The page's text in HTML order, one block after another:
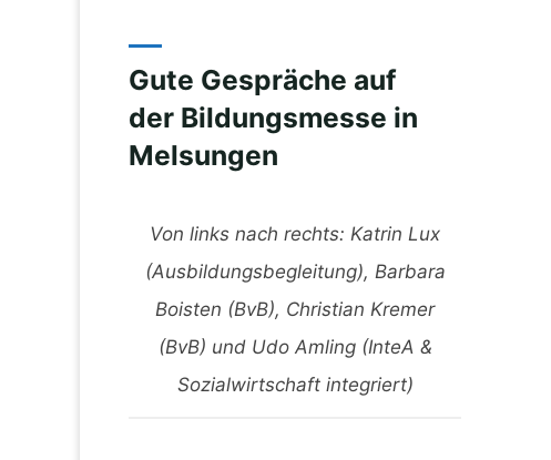
Gute Gespräche auf
der Bildungsmesse in
Melsungen
Von links nach rechts: Katrin Lux
(Ausbildungsbegleitung), Barbara
Boisten (BvB), Christian Kremer
(BvB) und Udo Amling (InteA &
Sozialwirtschaft integriert)